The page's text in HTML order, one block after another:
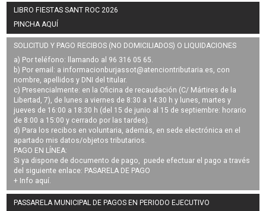
LIBRO FIESTAS SANT ROC 2026
PINCHA AQUÍ
SOLICITUD Y PAGO RECIBOS (NO DOMICILIADOS) O LIQUIDACIONES
a) Por teléfono: llamando al 96 316 05 65.
b) Por email: a informacionburjassot@atenciontributaria.es, con
nombre, apellidos y DNI del titular.
c) Presencialmente: en la Oficina de recaudación (C/ Mártires de la
Libertad, 7), de lunes a viernes de 8:30 a 14:30 h y lunes, martes y
jueves de 16:00 a 18:30 h (del 15 de junio al 15 de septiembre: horario
de 8:00 a 15:00 y cerrado por las tardes).
d) Para los recibos en voluntaria, además, en sede electrónica en el
apartado mis datos/objetos tributarios.
PAGO EN LÍNEA:
Si ya dispone de documento de pago, puede efectuar el pago a través
del siguiente enlace: PASARELA DE PAGO
+ Info aquí.
PASSARELA MUNICIPAL DE PAGOS EN PERIODO EJECUTIVO